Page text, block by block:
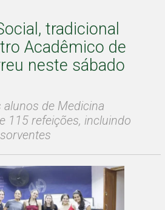
tradicional
Acadêmico de
neste sábado
de Medicina
115 refeições, incluindo